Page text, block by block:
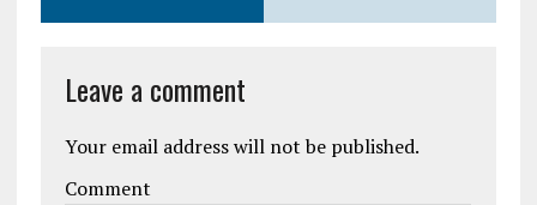
Leave a comment
Your email address will not be published.
Comment